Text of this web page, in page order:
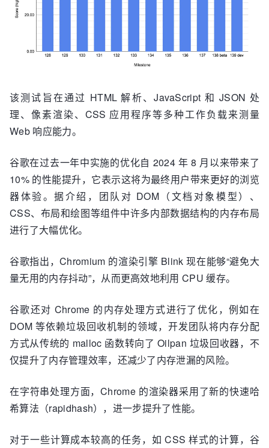
该测试旨在通过 HTML 解析、JavaScript 和 JSON 处
理、像素渲染、CSS 应用程序等多种工作负载来测量
Web 响应能力。
谷歌在过去一年中实施的优化自 2024 年 8 月以来带来了
10% 的性能提升，它表示这将为最终用户带来更好的浏览
器体验。据介绍，团队对 DOM（文档对象模型）、
CSS、布局和绘图等组件中许多内部数据结构的内存布局
进行了大幅优化。
谷歌指出，Chromium 的渲染引擎 Blink 现在能够“避免大
量无用的内存抖动”，从而更高效地利用 CPU 缓存。
谷歌还对 Chrome 的内存处理方式进行了优化，例如在
DOM 等依赖垃圾回收机制的领域，开发团队将内存分配
方式从传统的 malloc 函数转向了 Oilpan 垃圾回收器，不
仅提升了内存管理效率，还减少了内存泄漏的风险。
在字符串处理方面，Chrome 的渲染器采用了新的快速哈
希算法（rapidhash），进一步提升了性能。
对于一些计算成本较高的任务，如 CSS 样式的计算，谷